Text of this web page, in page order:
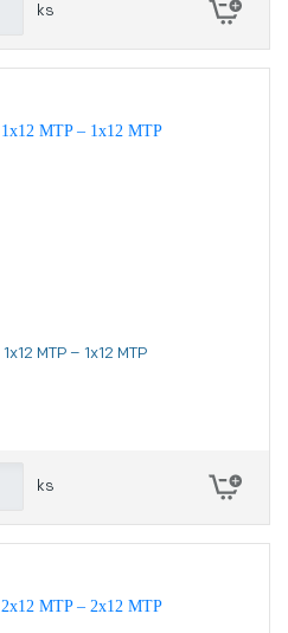
ks
MTP – 1x12 MTP
ks